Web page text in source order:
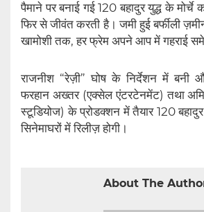
पैमाने पर बनाई गई 120 बहादुर युद्ध के मोर्चे
फिर से जीवंत करती है। जमी हुई बर्फीली
खामोशी तक, हर फ्रेम अपने आप में गहराई
राजनीश “रेज़ी” घोष के निर्देशन में बनी
फरहान अख्तर (एक्सेल एंटरटेनमेंट) तथा
स्टूडियोज) के प्रोडक्शन में तैयार 120
सिनेमाघरों में रिलीज़ होगी।
About The